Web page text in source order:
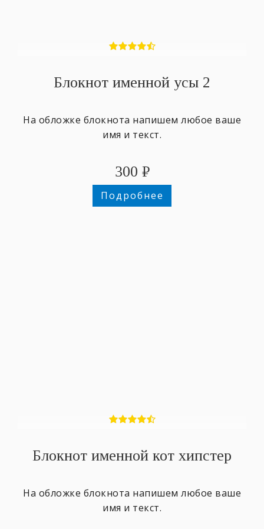
Блокнот именной усы 2
На обложке блокнота напишем любое ваше
имя и текст.
300 ₽
Подробнее
Блокнот именной кот хипстер
На обложке блокнота напишем любое ваше
имя и текст.